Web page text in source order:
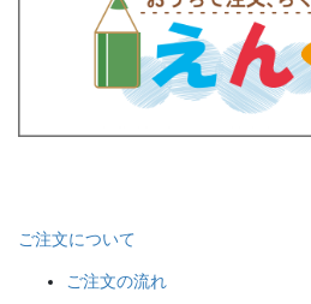
ご注文について
ご注文の流れ